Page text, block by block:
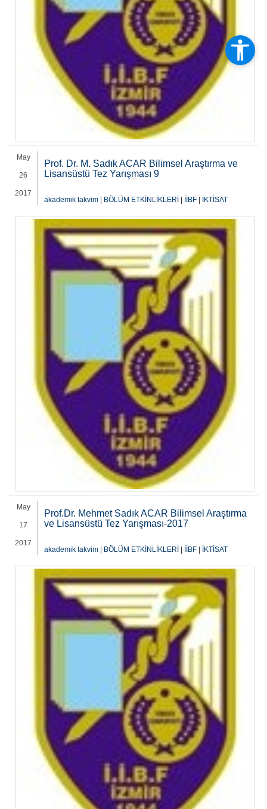
May
26
2017
Prof. Dr. M. Sadık ACAR Bilimsel Araştırma ve
Lisansüstü Tez Yarışması 9
akademik takvim | BÖLÜM ETKİNLİKLERİ | İİBF | İKTİSAT
May
17
2017
Prof.Dr. Mehmet Sadık ACAR Bilimsel Araştırma
ve Lisansüstü Tez Yarışması-2017
akademik takvim | BÖLÜM ETKİNLİKLERİ | İİBF | İKTİSAT